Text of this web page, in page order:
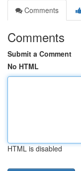
Comments
Comments
Submit a Comment
No HTML
HTML is disabled